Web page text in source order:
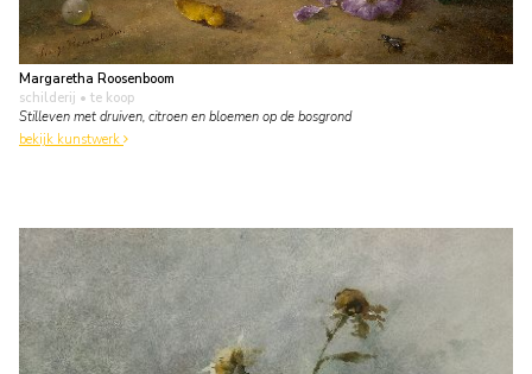
Margaretha Roosenboom
schilderij • te koop
Stilleven met druiven, citroen en bloemen op de bosgrond
bekijk kunstwerk